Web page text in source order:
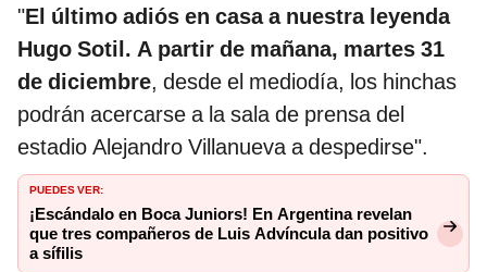
"El último adiós en casa a nuestra leyenda
Hugo Sotil. A partir de mañana, martes 31
de diciembre, desde el mediodía, los hinchas
podrán acercarse a la sala de prensa del
estadio Alejandro Villanueva a despedirse".
PUEDES VER:
¡Escándalo en Boca Juniors! En Argentina revelan
que tres compañeros de Luis Advíncula dan positivo
a sífilis